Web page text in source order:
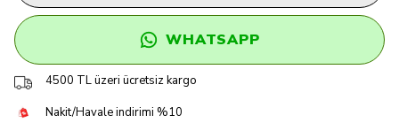
WHATSAPP
4500 TL üzeri ücretsiz kargo
Nakit/Havale indirimi %10